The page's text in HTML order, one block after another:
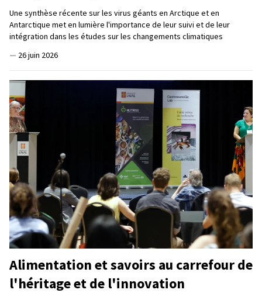
Une synthèse récente sur les virus géants en Arctique et en
Antarctique met en lumière l'importance de leur suivi et de leur
intégration dans les études sur les changements climatiques
— 26 juin 2026
Alimentation et savoirs au carrefour de
l'héritage et de l'innovation